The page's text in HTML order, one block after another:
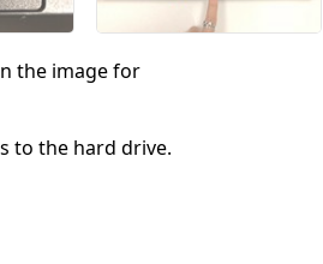
the image for
to the hard drive.